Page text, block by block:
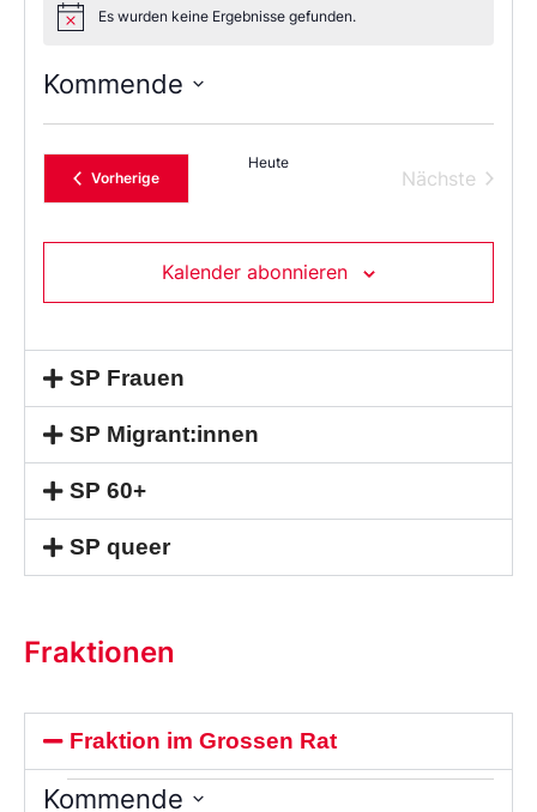
NoticeEs wurden keine Ergebnisse gefunden.
Kommende
Sie
das
Datum
aus.
VorherigeVeranstaltungen
Heute
Nächste
Kalender abonnieren
SP Frauen
SP Migrant:innen
SP 60+
SP queer
Fraktionen
Fraktion im Grossen Rat
Kommende